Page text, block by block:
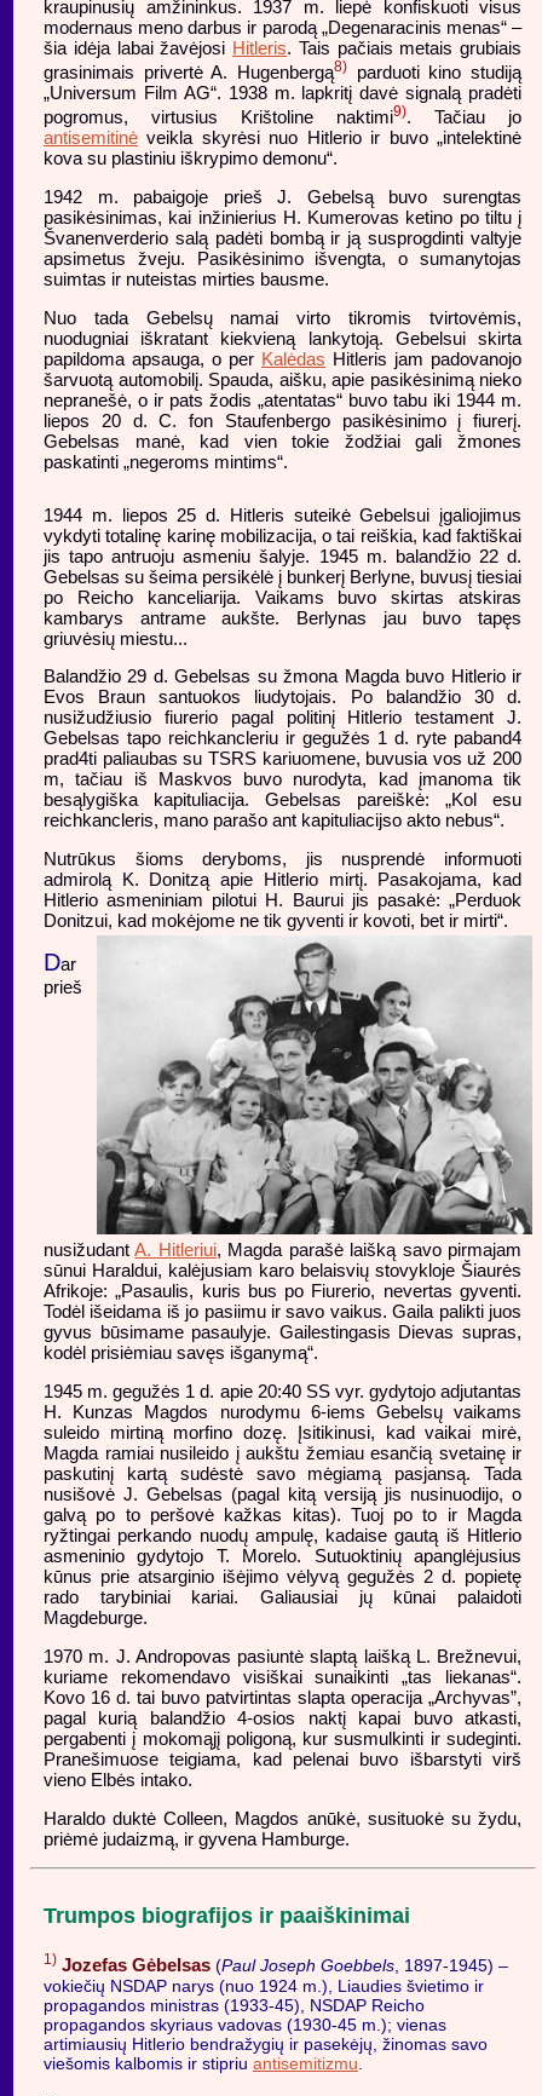
kraupinusių amžininkus. 1937 m. liepė konfiskuoti visus
modernaus meno darbus ir parodą „Degenaracinis menas“ –
šia idėja labai žavėjosi Hitleris. Tais pačiais metais grubiais
grasinimais privertė A. Hugenbergą8)
parduoti kino studiją
„Universum Film AG“. 1938 m. lapkritį davė signalą pradėti
pogromus, virtusius Krištoline naktimi9). Tačiau jo
antisemitinė veikla skyrėsi nuo Hitlerio ir buvo „intelektinė
kova su plastiniu iškrypimo demonu“.
1942 m. pabaigoje prieš J. Gebelsą buvo surengtas
pasikėsinimas, kai inžinierius H. Kumerovas ketino po tiltu į
Švanenverderio salą padėti bombą ir ją susprogdinti valtyje
apsimetus žveju. Pasikėsinimo išvengta, o sumanytojas
suimtas ir nuteistas mirties bausme.
Nuo tada Gebelsų namai virto tikromis tvirtovėmis,
nuodugniai iškratant kiekvieną lankytoją. Gebelsui skirta
papildoma apsauga, o per Kalėdas Hitleris jam padovanojo
šarvuotą automobilį. Spauda, aišku, apie pasikėsinimą nieko
nepranešė, o ir pats žodis „atentatas“ buvo tabu iki 1944 m.
liepos 20 d. C. fon Staufenbergo pasikėsinimo į fiurerį.
Gebelsas manė, kad vien tokie žodžiai gali žmones
paskatinti „negeroms mintims“.
1944 m. liepos 25 d. Hitleris suteikė Gebelsui įgaliojimus
vykdyti totalinę karinę mobilizacija, o tai reiškia, kad faktiškai
jis tapo antruoju asmeniu šalyje. 1945 m. balandžio 22 d.
Gebelsas su šeima persikėlė į bunkerį Berlyne, buvusį tiesiai
po Reicho kanceliarija. Vaikams buvo skirtas atskiras
kambarys antrame aukšte. Berlynas jau buvo tapęs
griuvėsių miestu...
Balandžio 29 d. Gebelsas su žmona Magda buvo Hitlerio ir
Evos Braun santuokos liudytojais. Po balandžio 30 d.
nusižudžiusio fiurerio pagal politinį Hitlerio testament J.
Gebelsas tapo reichkancleriu ir gegužės 1 d. ryte paband4
prad4ti paliaubas su TSRS kariuomene, buvusia vos už 200
m, tačiau iš Maskvos buvo nurodyta, kad įmanoma tik
besąlygiška kapituliacija. Gebelsas pareiškė: „Kol esu
reichkancleris, mano parašo ant kapituliacijso akto nebus“.
Nutrūkus šioms deryboms, jis nusprendė informuoti
admirolą K. Donitzą apie Hitlerio mirtį. Pasakojama, kad
Hitlerio asmeniniam pilotui H. Baurui jis pasakė: „Perduok
Donitzui, kad mokėjome ne tik gyventi ir kovoti, bet ir mirti“.
Dar
prieš
nusižudantA. Hitleriui, Magda parašė laišką savo pirmajam
sūnui Haraldui, kalėjusiam karo belaisvių stovykloje Šiaurės
Afrikoje: „Pasaulis, kuris bus po Fiurerio, nevertas gyventi.
Todėl išeidama iš jo pasiimu ir savo vaikus. Gaila palikti juos
gyvus būsimame pasaulyje. Gailestingasis Dievas supras,
kodėl prisiėmiau savęs išganymą“.
1945 m. gegužės 1 d. apie 20:40 SS vyr. gydytojo adjutantas
H. Kunzas Magdos nurodymu 6-iems Gebelsų vaikams
suleido mirtiną morfino dozę. Įsitikinusi, kad vaikai mirė,
Magda ramiai nusileido į aukštu žemiau esančią svetainę ir
paskutinį kartą sudėstė savo mėgiamą pasjansą. Tada
nusišovė J. Gebelsas (pagal kitą versiją jis nusinuodijo, o
galvą po to peršovė kažkas kitas). Tuoj po to ir Magda
ryžtingai perkando nuodų ampulę, kadaise gautą iš Hitlerio
asmeninio gydytojo T. Morelo. Sutuoktinių apanglėjusius
kūnus prie atsarginio išėjimo vėlyvą gegužės 2 d. popietę
rado tarybiniai kariai. Galiausiai jų kūnai palaidoti
Magdeburge.
1970 m. J. Andropovas pasiuntė slaptą laišką L. Brežnevui,
kuriame rekomendavo visiškai sunaikinti „tas liekanas“.
Kovo 16 d. tai buvo patvirtintas slapta operacija „Archyvas”,
pagal kurią balandžio 4-osios naktį kapai buvo atkasti,
pergabenti į mokomąjį poligoną, kur susmulkinti ir sudeginti.
Pranešimuose teigiama, kad pelenai buvo išbarstyti virš
vieno Elbės intako.
Haraldo duktė Colleen, Magdos anūkė, susituokė su žydu,
priėmė judaizmą, ir gyvena Hamburge.
Trumpos biografijos ir paaiškinimai
1) Jozefas Gėbelsas (Paul Joseph Goebbels, 1897-1945) –
vokiečių NSDAP narys (nuo 1924 m.), Liaudies švietimo ir
propagandos ministras (1933-45), NSDAP Reicho
propagandos skyriaus vadovas (1930-45 m.); vienas
artimiausių Hitlerio bendražygių ir pasekėjų, žinomas savo
viešomis kalbomis ir stipriu antisemitizmu.